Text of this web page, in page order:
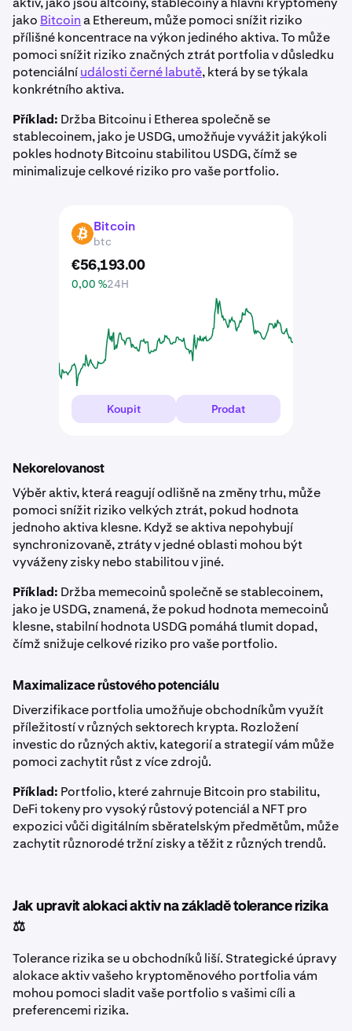
jako Bitcoina Ethereum, může pomoci snížit riziko
přílišné koncentrace na výkon jediného aktiva. To může
pomoci snížit riziko značných ztrát portfolia v důsledku
potenciálníudálosti černé labutě, která by se týkala
konkrétního aktiva.
Příklad: Držba Bitcoinu i Etherea společně se
stablecoinem, jako je USDG, umožňuje vyvážit jakýkoli
pokles hodnoty Bitcoinu stabilitou USDG, čímž se
minimalizuje celkové riziko pro vaše portfolio.
BTC Bitcoin
btc
€56,193.00
0,00 %24H
Koupit Prodat
Nekorelovanost
Výběr aktiv, která reagují odlišně na změny trhu, může
pomoci snížit riziko velkých ztrát, pokud hodnota
jednoho aktiva klesne. Když se aktiva nepohybují
synchronizovaně, ztráty v jedné oblasti mohou být
vyváženy zisky nebo stabilitou v jiné.
Příklad: Držba memecoinů společně se stablecoinem,
jako je USDG, znamená, že pokud hodnota memecoinů
klesne, stabilní hodnota USDG pomáhá tlumit dopad,
čímž snižuje celkové riziko pro vaše portfolio.
Maximalizace růstového potenciálu
Diverzifikace portfolia umožňuje obchodníkům využít
příležitostí v různých sektorech krypta. Rozložení
investic do různých aktiv, kategorií a strategií vám může
pomoci zachytit růst z více zdrojů.
Příklad: Portfolio, které zahrnuje Bitcoin pro stabilitu,
DeFi tokeny pro vysoký růstový potenciál a NFT pro
expozici vůči digitálním sběratelským předmětům, může
zachytit různorodé tržní zisky a těžit z různých trendů.
Jak upravit alokaci aktiv na základě tolerance rizika
⚖️
Tolerance rizika se u obchodníků liší. Strategické úpravy
alokace aktiv vašeho kryptoměnového portfolia vám
mohou pomoci sladit vaše portfolio s vašimi cíli a
preferencemi rizika.